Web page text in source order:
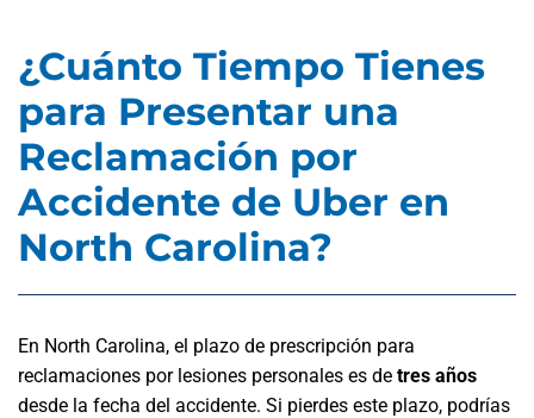
¿Cuánto Tiempo Tienes
para Presentar una
Reclamación por
Accidente de Uber en
North Carolina?
En North Carolina, el plazo de prescripción para
reclamaciones por lesiones personales es de tres años
desde la fecha del accidente. Si pierdes este plazo, podrías